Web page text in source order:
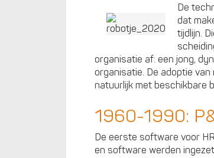
De
dat
tijdlijn.
organisatie af: een jong,
organisatie. De adoptie
natuurlijk met beschikbare
1960-1990:
De eerste software voor
en software werden